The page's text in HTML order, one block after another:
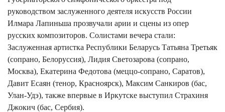
руководством заслуженного деятеля искусств России
Илмара Лапиньша прозвучали арии и сцены из опер
русских композиторов. Солистами вечера стали:
Заслуженная артистка Республики Беларусь Татьяна Третьяк
(сопрано, Белоруссия), Лидия Светозарова (сопрано,
Москва), Екатерина Федотова (меццо-сопрано, Саратов),
️Давит Есаян (тенор, Красноярск), Максим Санкиров (бас,
Улан-Удэ), также впервые в Иркутске выступил ️Страхиня
Джокич (бас, Сербия).